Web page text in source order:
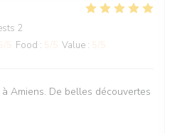
2
Food : Value :
Amiens. De belles découvertes